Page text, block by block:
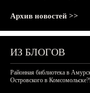
Архив новостей >>
ИЗ БЛОГОВ
Районная библиотека в
Островского в Комсомольске?!